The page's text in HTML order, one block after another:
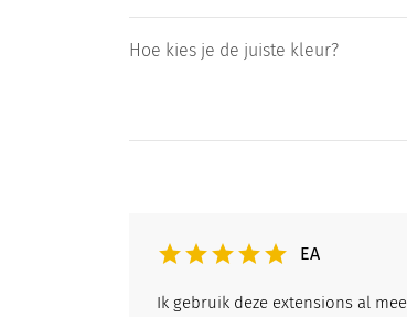
Hoe kies je de juiste kleur?
EA
Ik gebruik deze extensions al